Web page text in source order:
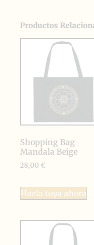
Productos
Shopping Bag
Mandala Beige
28,00 €
Hazla tuya ahora